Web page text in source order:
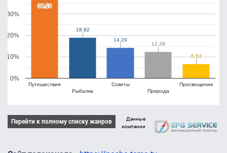
Путешествия
Рыбалка
Советы
Природа
Просвещение
0%
10%
20%
30%
38.13
38.13
18.92
18.92
14.29
14.29
12.29
12.29
6.63
6.63
Перейти к полному списку жанров
Данные
компании